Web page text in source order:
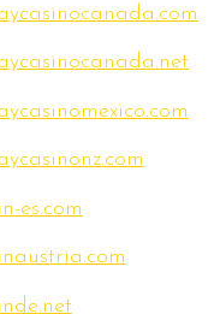
es.com